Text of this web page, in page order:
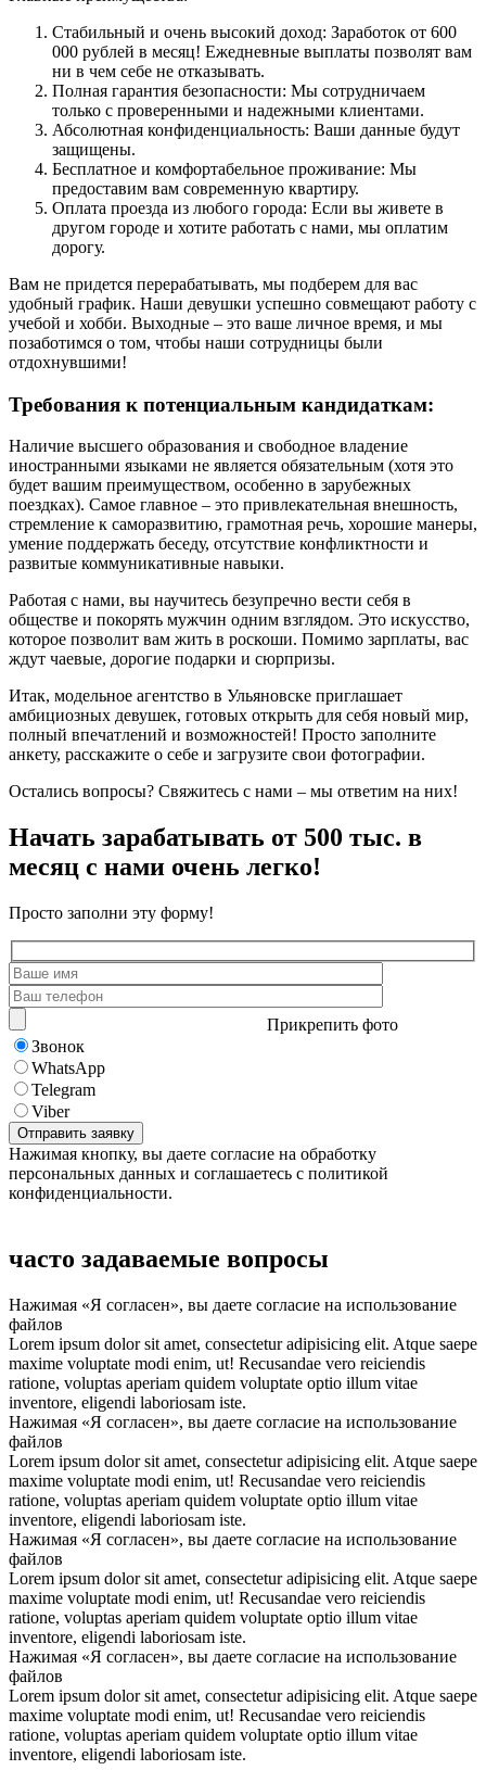
Стабильный и очень высокий доход: Заработок от 600
000 рублей в месяц! Ежедневные выплаты позволят вам
ни в чем себе не отказывать.
Полная гарантия безопасности: Мы сотрудничаем
только с проверенными и надежными клиентами.
Абсолютная конфиденциальность: Ваши данные будут
защищены.
Бесплатное и комфортабельное проживание: Мы
предоставим вам современную квартиру.
Оплата проезда из любого города: Если вы живете в
другом городе и хотите работать с нами, мы оплатим
дорогу.
Вам не придется перерабатывать, мы подберем для вас
удобный график. Наши девушки успешно совмещают работу с
учебой и хобби. Выходные – это ваше личное время, и мы
позаботимся о том, чтобы наши сотрудницы были
отдохнувшими!
Требования к потенциальным кандидаткам:
Наличие высшего образования и свободное владение
иностранными языками не является обязательным (хотя это
будет вашим преимуществом, особенно в зарубежных
поездках). Самое главное – это привлекательная внешность,
стремление к саморазвитию, грамотная речь, хорошие манеры,
умение поддержать беседу, отсутствие конфликтности и
развитые коммуникативные навыки.
Работая с нами, вы научитесь безупречно вести себя в
обществе и покорять мужчин одним взглядом. Это искусство,
которое позволит вам жить в роскоши. Помимо зарплаты, вас
ждут чаевые, дорогие подарки и сюрпризы.
Итак, модельное агентство в Ульяновске приглашает
амбициозных девушек, готовых открыть для себя новый мир,
полный впечатлений и возможностей! Просто заполните
анкету, расскажите о себе и загрузите свои фотографии.
Остались вопросы? Свяжитесь с нами – мы ответим на них!
Начать зарабатывать от 500 тыс. в
месяц с нами очень легко!
Просто заполни эту форму!
Прикрепить фото
Звонок
WhatsApp
Telegram
Viber
Нажимая кнопку, вы даете согласие на обработку
персональных данных и соглашаетесь с политикой
конфиденциальности.
часто задаваемые вопросы
Нажимая «Я согласен», вы даете согласие на использование
файлов
Lorem ipsum dolor sit amet, consectetur adipisicing elit. Atque saepe
maxime voluptate modi enim, ut! Recusandae vero reiciendis
ratione, voluptas aperiam quidem voluptate optio illum vitae
inventore, eligendi laboriosam iste.
Нажимая «Я согласен», вы даете согласие на использование
файлов
Lorem ipsum dolor sit amet, consectetur adipisicing elit. Atque saepe
maxime voluptate modi enim, ut! Recusandae vero reiciendis
ratione, voluptas aperiam quidem voluptate optio illum vitae
inventore, eligendi laboriosam iste.
Нажимая «Я согласен», вы даете согласие на использование
файлов
Lorem ipsum dolor sit amet, consectetur adipisicing elit. Atque saepe
maxime voluptate modi enim, ut! Recusandae vero reiciendis
ratione, voluptas aperiam quidem voluptate optio illum vitae
inventore, eligendi laboriosam iste.
Нажимая «Я согласен», вы даете согласие на использование
файлов
Lorem ipsum dolor sit amet, consectetur adipisicing elit. Atque saepe
maxime voluptate modi enim, ut! Recusandae vero reiciendis
ratione, voluptas aperiam quidem voluptate optio illum vitae
inventore, eligendi laboriosam iste.